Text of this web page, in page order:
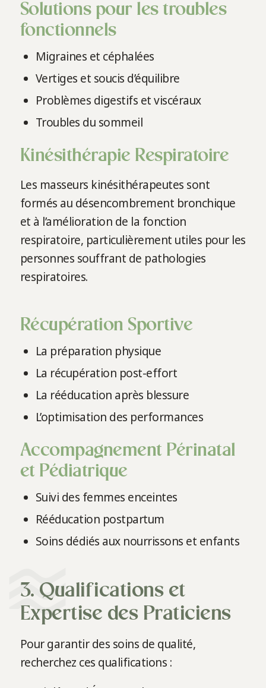
Solutions pour les troubles
fonctionnels
Migraines et céphalées
Vertiges et soucis d’équilibre
Problèmes digestifs et viscéraux
Troubles du sommeil
Kinésithérapie Respiratoire
Les masseurs kinésithérapeutes sont
formés au désencombrement bronchique
et à l’amélioration de la fonction
respiratoire, particulièrement utiles pour les
personnes souffrant de pathologies
respiratoires.
Récupération Sportive
La préparation physique
La récupération post-effort
La rééducation après blessure
L’optimisation des performances
Accompagnement Périnatal
et Pédiatrique
Suivi des femmes enceintes
Rééducation postpartum
Soins dédiés aux nourrissons et enfants
3. Qualifications et
Expertise des Praticiens
Pour garantir des soins de qualité,
recherchez ces qualifications :